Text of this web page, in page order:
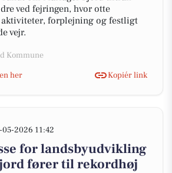
ved fejringen, hvor otte
aktiviteter, forplejning og festligt
vejr.
Kommune
her
Kopiér link
05-2026 11:42
for landsbyudvikling
fører til rekordhøj